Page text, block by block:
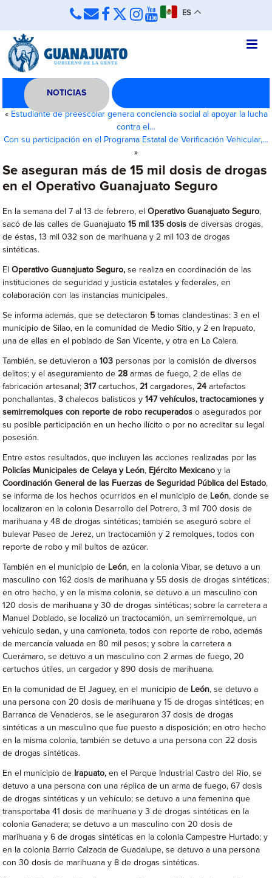
ES
NOTICIAS
« Estudiante de preescolar genera conciencia social al apoyar la lucha
contra el…
Con su participación en el Programa Estatal de Verificación Vehicular,…
»
Se aseguran más de 15 mil dosis de drogas
en el Operativo Guanajuato Seguro
En la semana del 7 al 13 de febrero, elOperativo Guanajuato Seguro,
sacó de las calles de Guanajuato15 mil 135 dosis de diversas drogas,
de éstas, 13 mil 032 son de marihuana y 2 mil 103 de drogas
sintéticas.
ElOperativo Guanajuato Seguro,se realiza en coordinación de las
instituciones de seguridad y justicia estatales y federales, en
colaboración con las instancias municipales.
Se informa además, que se detectaron 5 tomas clandestinas: 3 en el
municipio de Silao, en la comunidad de Medio Sitio, y 2 en Irapuato,
una de ellas en el poblado de San Vicente, y otra en La Calera.
También, se detuvieron a103 personas por la comisión de diversos
delitos; y el aseguramiento de28armas de fuego, 2 de ellas de
fabricación artesanal;317 cartuchos,21 cargadores,24 artefactos
ponchallantas,3 chalecos balísticos y147 vehículos, tractocamiones y
semirremolques con reporte de robo recuperadoso asegurados por
su posible participación en un hecho ilícito o por no acreditar su legal
posesión.
Entre estos resultados, que incluyen las acciones realizadas por las
Policías Municipales de Celaya y León, Ejército Mexicano y la
Coordinación General de las Fuerzas de Seguridad Pública del Estado,
se informa de los hechos ocurridos en el municipio de León, donde se
localizaron en la colonia Desarrollo del Potrero, 3 mil 700 dosis de
marihuana y 48 de drogas sintéticas; también se aseguró sobre el
bulevar Paseo de Jerez, un tractocamión y 2 remolques, todos con
reporte de robo y mil bultos de azúcar.
También en el municipio de León, en la colonia Vibar, se detuvo a un
masculino con 162 dosis de marihuana y 55 dosis de drogas sintéticas;
en otro hecho, y en la misma colonia, se detuvo a un masculino con
120 dosis de marihuana y 30 de drogas sintéticas; sobre la carretera a
Manuel Doblado, se localizó un tractocamión, un semirremolque, un
vehículo sedan, y una camioneta, todos con reporte de robo, además
de mercancía valuada en 80 mil pesos; y sobre la carretera a
Cuerámaro, se detuvo a un masculino con 2 armas de fuego, 20
cartuchos útiles, un cargador y 890 dosis de marihuana.
En la comunidad de El Jaguey, en el municipio de León, se detuvo a
una persona con 20 dosis de marihuana y 15 de drogas sintéticas; en
Barranca de Venaderos, se le aseguraron 37 dosis de drogas
sintéticas a un masculino que fue puesto a disposición; en otro hecho
en la misma colonia, también se detuvo a una persona con 22 dosis
de drogas sintéticas.
En el municipio de Irapuato, en el Parque Industrial Castro del Río, se
detuvo a una persona con una réplica de un arma de fuego, 67 dosis
de drogas sintéticas y un vehículo; se detuvo a una femenina que
transportaba 41 dosis de marihuana y 3 de drogas sintéticas en la
colonia Ganadera; se detuvo a un masculino con 20 dosis de
marihuana y 6 de drogas sintéticas en la colonia Campestre Hurtado; y
en la colonia Barrio Calzada de Guadalupe, se detuvo a una persona
con 30 dosis de marihuana y 8 de drogas sintéticas.